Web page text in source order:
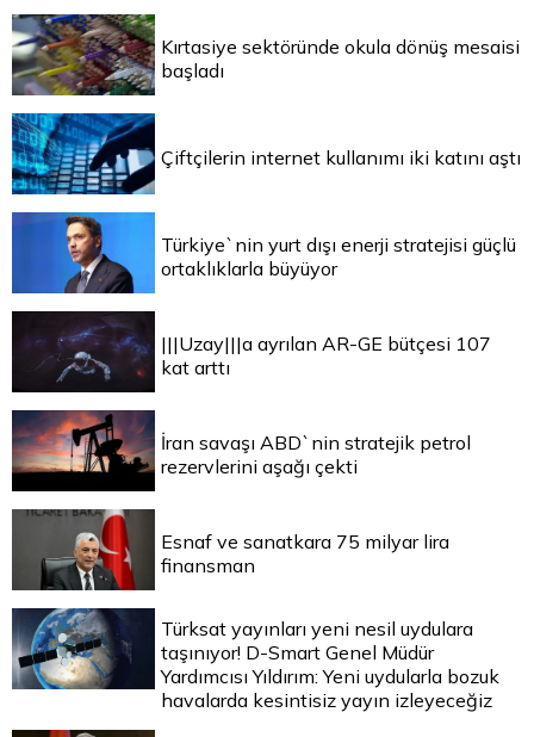
Kırtasiye sektöründe okula dönüş mesaisi
başladı
Çiftçilerin internet kullanımı iki katını aştı
Türkiye`nin yurt dışı enerji stratejisi güçlü
ortaklıklarla büyüyor
|||Uzay|||a ayrılan AR-GE bütçesi 107
kat arttı
İran savaşı ABD`nin stratejik petrol
rezervlerini aşağı çekti
Esnaf ve sanatkara 75 milyar lira
finansman
Türksat yayınları yeni nesil uydulara
taşınıyor! D-Smart Genel Müdür
Yardımcısı Yıldırım: Yeni uydularla bozuk
havalarda kesintisiz yayın izleyeceğiz